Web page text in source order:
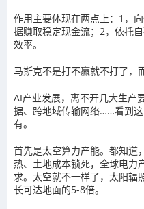
作用主要体现在两点上：1，
据赚取稳定现金流；2，依托
效率。
马斯克不是打不赢就不打了，
AI产业发展，离不开几大生产
据、跨地域传输网络……看到
有。
首先是太空算力产能。都知道
热、土地成本锁死，全球电力
求。太空就不一样了，太阳辐
长可达地面的5-8倍。